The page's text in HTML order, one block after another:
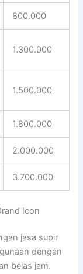
800.000
1.300.000
1.500.000
1.800.000
2.000.000
3.700.000
Icon
jasa supir
dengan
belas jam.